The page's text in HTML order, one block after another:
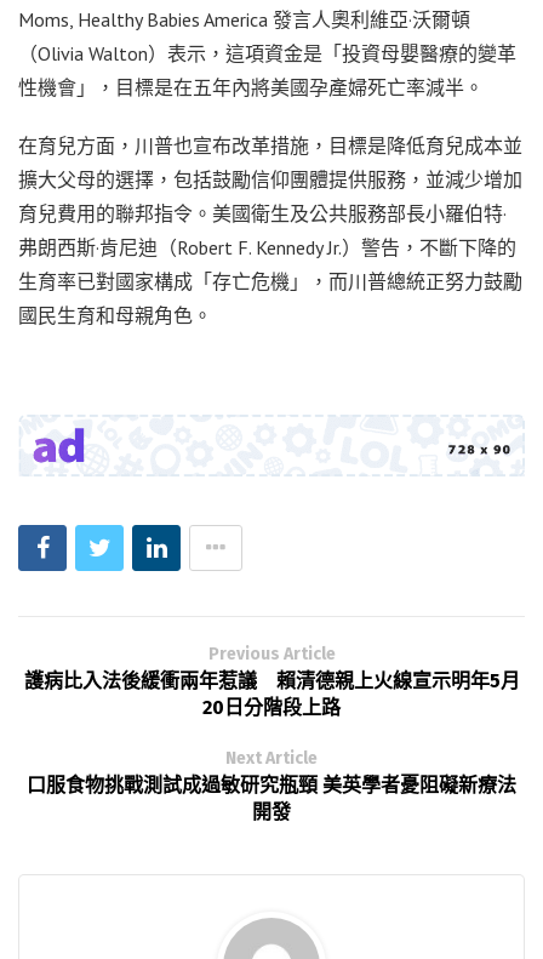
Moms, Healthy Babies America 發言人奧利維亞·沃爾頓
（Olivia Walton）表示，這項資金是「投資母嬰醫療的變革
性機會」，目標是在五年內將美國孕產婦死亡率減半。
在育兒方面，川普也宣布改革措施，目標是降低育兒成本並
擴大父母的選擇，包括鼓勵信仰團體提供服務，並減少增加
育兒費用的聯邦指令。美國衛生及公共服務部長小羅伯特·
弗朗西斯·肯尼迪（Robert F. Kennedy Jr.）警告，不斷下降的
生育率已對國家構成「存亡危機」，而川普總統正努力鼓勵
國民生育和母親角色。
Previous Article
護病比入法後緩衝兩年惹議 賴清德親上火線宣示明年5月
20日分階段上路
Next Article
口服食物挑戰測試成過敏研究瓶頸 美英學者憂阻礙新療法
開發